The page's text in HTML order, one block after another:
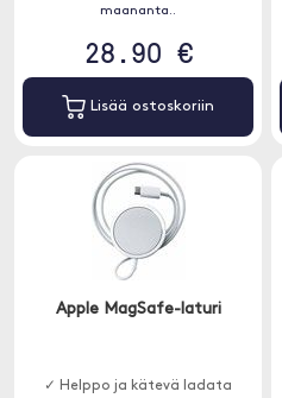
maananta..
28.90 €
Lisää ostoskoriin
Apple MagSafe-laturi
✓ Helppo ja kätevä ladata